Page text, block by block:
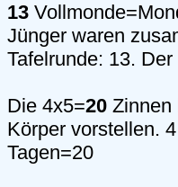
13
Jünger waren
Tafelrunde: 13.
Die 4x5=20 Zinnen
Körper vorstellen.
Tagen=20